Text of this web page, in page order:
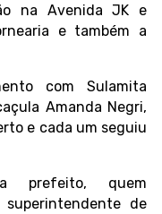
na Avenida JK e
e também a
com Sulamita
Amanda Negri,
e cada um seguiu
prefeito, quem
de